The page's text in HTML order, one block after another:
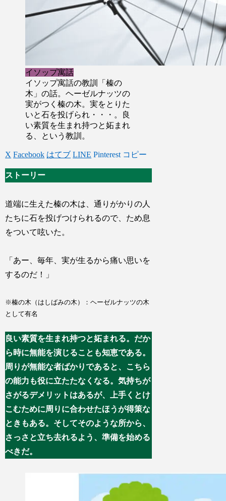
イソップ寓話
イソップ寓話の教訓「榛の
木」の話。ヘーゼルナッツの
実がつく榛の木。実をとりた
いと石を投げられ・・・。良
い素質を生まれ持つと妬まれ
る、という教訓。
X Facebook はてブ LINE Pinterest コピー
ストーリー
道端に生えた榛の木は、通りがかりの人
たちに石を投げつけられるので、ため息
をついて呟いた。
「あー、毎年、実が生るから痛い思いを
するのだ！」
※榛の木（はしばみの木）：ヘーゼルナッツの木
として有名
良い素質を生まれ持つと妬まれる。だか
ら時に無能を演じることも知恵である。
周りが無能な者ばかりであると、こちら
の能力も役に立たたなくなる。気持ちが
さがるデメリットはあるが、上手くとけ
こむために周りに合わせたほうが得策な
ときもある。そしてそのような所から、
さっさと立ち去れるよう、準備を始める
べきだ。